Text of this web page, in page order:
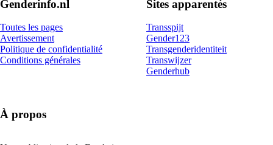
Genderinfo.nl
Toutes les pages
Avertissement
Politique de confidentialité
Conditions générales
Sites apparentés
Transspijt
Gender123
Transgenderidentiteit
Transwijzer
Genderhub
À propos